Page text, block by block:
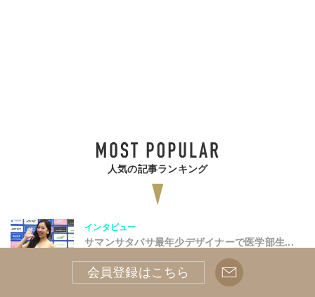
人気の記事ランキング
インタビュー
サマンサタバサ最年少デザイナーで医学部生...
ミスコン
会員登録はこちら